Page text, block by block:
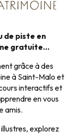
de piste en
gratuite…
grâce à des
à Saint-Malo et
interactifs et
en vous
amis.
explorez